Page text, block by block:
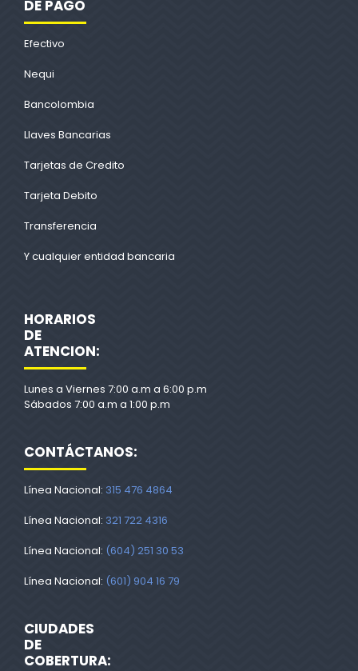
DE PAGO
Efectivo
Nequi
Bancolombia
Llaves Bancarias
Tarjetas de Credito
Tarjeta Debito
Transferencia
Y cualquier entidad bancaria
HORARIOS
DE
ATENCION:
Lunes a Viernes 7:00 a.m a 6:00 p.m
Sábados 7:00 a.m a 1:00 p.m
CONTÁCTANOS:
Línea Nacional: 315 476 4864
Línea Nacional: 321 722 4316
Línea Nacional: (604) 251 30 53
Línea Nacional: (601) 904 16 79
CIUDADES
DE
COBERTURA: